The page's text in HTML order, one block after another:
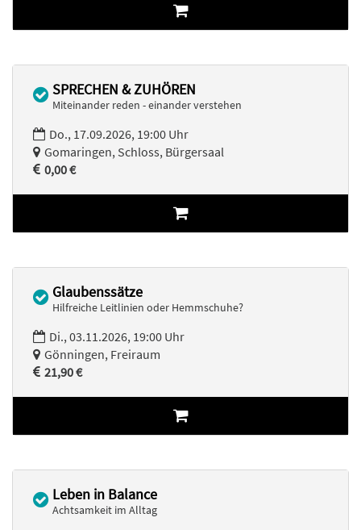
SPRECHEN & ZUHÖREN
Miteinander reden - einander verstehen
Do., 17.09.2026, 19:00 Uhr
Gomaringen, Schloss, Bürgersaal
0,00 €
Glaubenssätze
Hilfreiche Leitlinien oder Hemmschuhe?
Di., 03.11.2026, 19:00 Uhr
Gönningen, Freiraum
21,90 €
Leben in Balance
Achtsamkeit im Alltag